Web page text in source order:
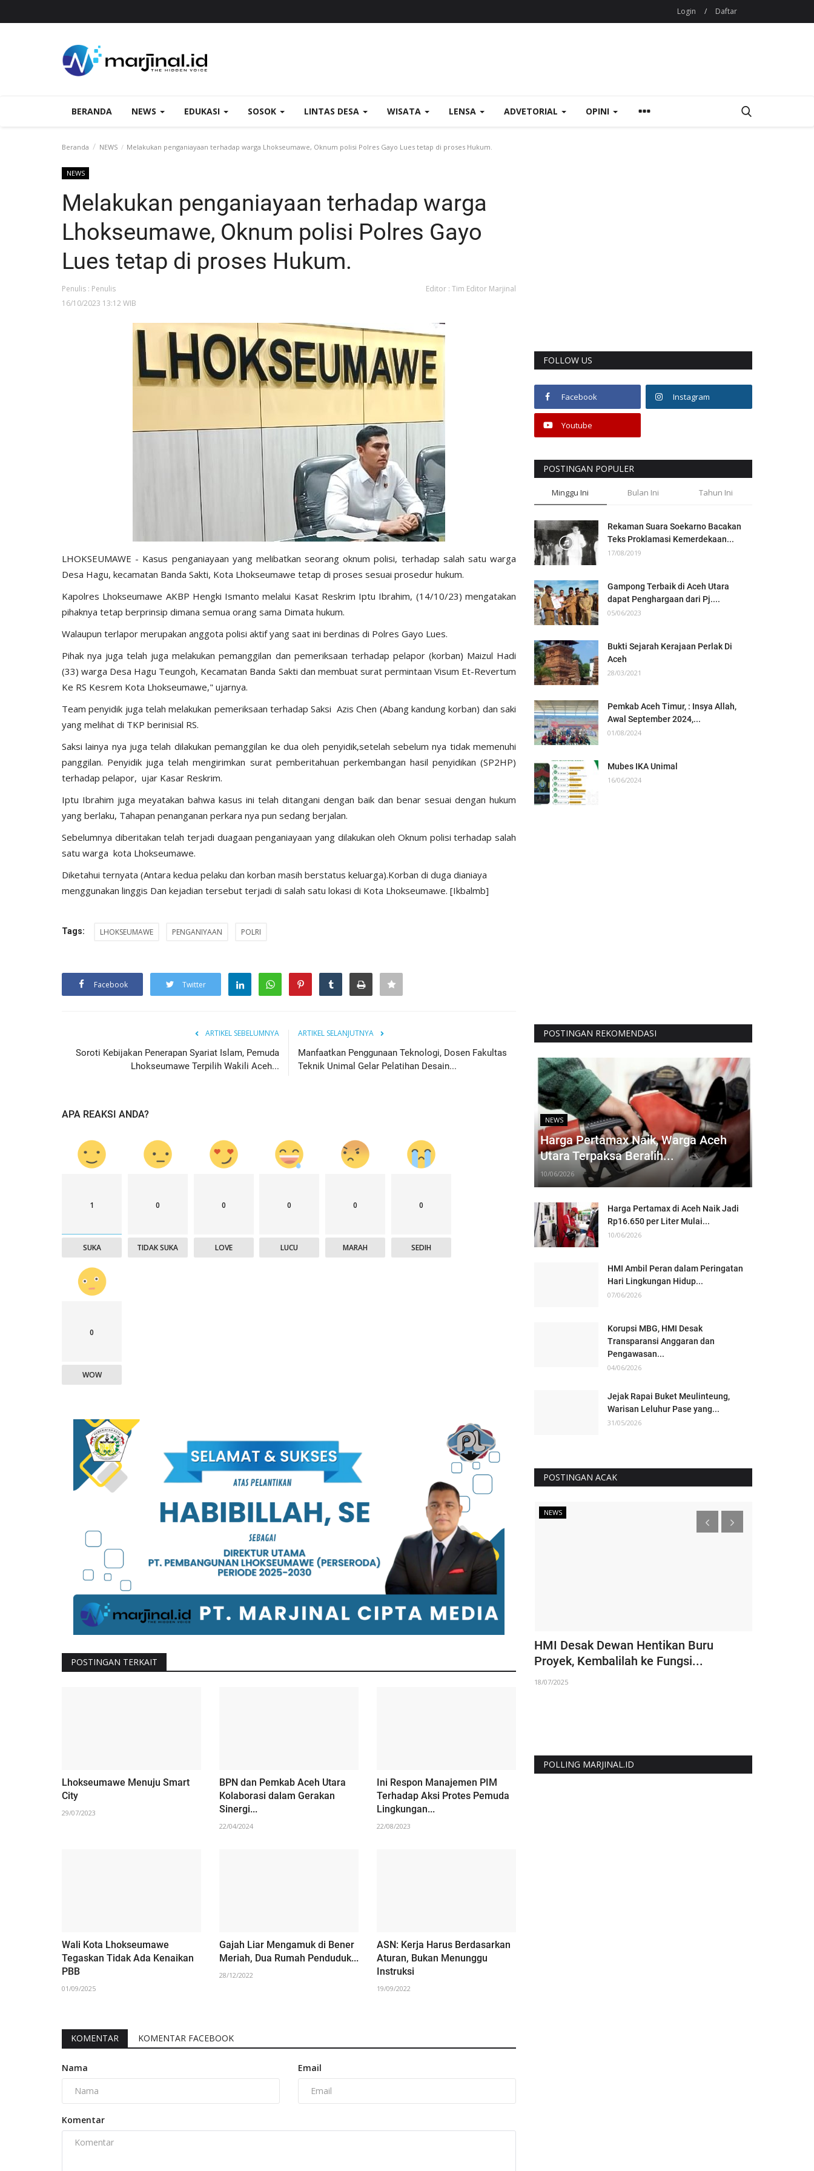
Login / Daftar
BERANDA NEWS EDUKASI SOSOK LINTAS DESA WISATA LENSA ADVETORIAL OPINI
Beranda NEWS Melakukan penganiayaan terhadap warga Lhokseumawe, Oknum polisi Polres Gayo Lues tetap di proses Hukum.
NEWS
Melakukan penganiayaan terhadap warga
Lhokseumawe, Oknum polisi Polres Gayo
Lues tetap di proses Hukum.
Penulis : Penulis
Editor : Tim Editor Marjinal
16/10/2023 13:12 WIB
LHOKSEUMAWE - Kasus penganiayaan yang melibatkan seorang oknum polisi, terhadap salah satu warga
Desa Hagu, kecamatan Banda Sakti, Kota Lhokseumawe tetap di proses sesuai prosedur hukum.
Kapolres Lhokseumawe AKBP Hengki Ismanto melalui Kasat Reskrim Iptu Ibrahim, (14/10/23) mengatakan
pihaknya tetap berprinsip dimana semua orang sama Dimata hukum.
Walaupun terlapor merupakan anggota polisi aktif yang saat ini berdinas di Polres Gayo Lues.
Pihak nya juga telah juga melakukan pemanggilan dan pemeriksaan terhadap pelapor (korban) Maizul Hadi
(33) warga Desa Hagu Teungoh, Kecamatan Banda Sakti dan membuat surat permintaan Visum Et-Revertum
Ke RS Kesrem Kota Lhokseumawe," ujarnya.
Team penyidik juga telah melakukan pemeriksaan terhadap Saksi Azis Chen (Abang kandung korban) dan saki
yang melihat di TKP berinisial RS.
Saksi lainya nya juga telah dilakukan pemanggilan ke dua oleh penyidik,setelah sebelum nya tidak memenuhi
panggilan. Penyidik juga telah mengirimkan surat pemberitahuan perkembangan hasil penyidikan (SP2HP)
terhadap pelapor, ujar Kasar Reskrim.
Iptu Ibrahim juga meyatakan bahwa kasus ini telah ditangani dengan baik dan benar sesuai dengan hukum
yang berlaku, Tahapan penanganan perkara nya pun sedang berjalan.
Sebelumnya diberitakan telah terjadi duagaan penganiayaan yang dilakukan oleh Oknum polisi terhadap salah
satu warga kota Lhokseumawe.
Diketahui ternyata (Antara kedua pelaku dan korban masih berstatus keluarga).Korban di duga dianiaya
menggunakan linggis Dan kejadian tersebut terjadi di salah satu lokasi di Kota Lhokseumawe. [Ikbalmb]
Tags: LHOKSEUMAWE PENGANIYAAN POLRI
Facebook Twitter
ARTIKEL SEBELUMNYA
Soroti Kebijakan Penerapan Syariat Islam, Pemuda
Lhokseumawe Terpilih Wakili Aceh...
ARTIKEL SELANJUTNYA
Manfaatkan Penggunaan Teknologi, Dosen Fakultas
Teknik Unimal Gelar Pelatihan Desain...
APA REAKSI ANDA?
1
SUKA
0
TIDAK SUKA
0
LOVE
0
LUCU
0
MARAH
0
SEDIH
0
WOW
POSTINGAN TERKAIT
Lhokseumawe Menuju Smart
City
29/07/2023
BPN dan Pemkab Aceh Utara
Kolaborasi dalam Gerakan
Sinergi...
22/04/2024
Ini Respon Manajemen PIM
Terhadap Aksi Protes Pemuda
Lingkungan...
22/08/2023
Wali Kota Lhokseumawe
Tegaskan Tidak Ada Kenaikan
PBB
01/09/2025
Gajah Liar Mengamuk di Bener
Meriah, Dua Rumah Penduduk...
28/12/2022
ASN: Kerja Harus Berdasarkan
Aturan, Bukan Menunggu
Instruksi
19/09/2022
KOMENTAR KOMENTAR FACEBOOK
Nama Email
Komentar
FOLLOW US
Facebook Instagram
Youtube
POSTINGAN POPULER
Minggu Ini Bulan Ini Tahun Ini
Rekaman Suara Soekarno Bacakan
Teks Proklamasi Kemerdekaan...
17/08/2019
Gampong Terbaik di Aceh Utara
dapat Penghargaan dari Pj....
05/06/2023
Bukti Sejarah Kerajaan Perlak Di
Aceh
28/03/2021
Pemkab Aceh Timur, : Insya Allah,
Awal September 2024,...
01/08/2024
Mubes IKA Unimal
16/06/2024
POSTINGAN REKOMENDASI
NEWS
Harga Pertamax Naik, Warga Aceh
Utara Terpaksa Beralih...
10/06/2026
Harga Pertamax di Aceh Naik Jadi
Rp16.650 per Liter Mulai...
10/06/2026
HMI Ambil Peran dalam Peringatan
Hari Lingkungan Hidup...
07/06/2026
Korupsi MBG, HMI Desak
Transparansi Anggaran dan
Pengawasan...
04/06/2026
Jejak Rapai Buket Meulinteung,
Warisan Leluhur Pase yang...
31/05/2026
POSTINGAN ACAK
Kue Rumahan di Gampong...
PUBLIK NEWS
HMI Desak Dewan Hentikan Buru
Proyek, Kembalilah ke Fungsi...
18/07/2025
POLLING MARJINAL.ID